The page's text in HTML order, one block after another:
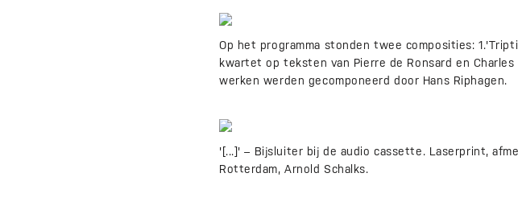
Op het programma stonden twee composities:
kwartet op teksten van Pierre de Ronsard en
werken werden gecomponeerd door Hans Riphagen.
'[...]' – Bijsluiter bij de audio cassette. Laserprint,
Rotterdam, Arnold Schalks.